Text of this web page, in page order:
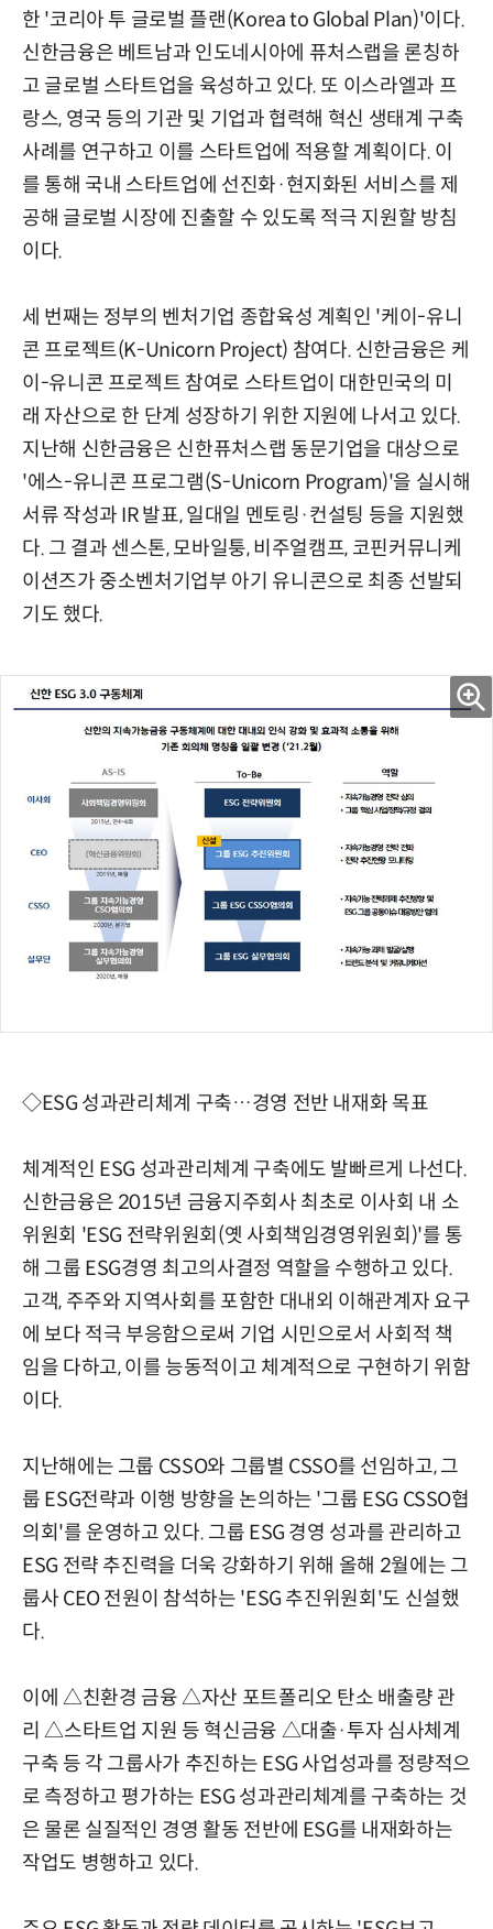
한 '코리아 투 글로벌 플랜(Korea to Global Plan)'이다.
신한금융은 베트남과 인도네시아에 퓨처스랩을 론칭하
고 글로벌 스타트업을 육성하고 있다. 또 이스라엘과 프
랑스, 영국 등의 기관 및 기업과 협력해 혁신 생태계 구축
사례를 연구하고 이를 스타트업에 적용할 계획이다. 이
를 통해 국내 스타트업에 선진화·현지화된 서비스를 제
공해 글로벌 시장에 진출할 수 있도록 적극 지원할 방침
이다.
세 번째는 정부의 벤처기업 종합육성 계획인 '케이-유니
콘 프로젝트(K-Unicorn Project) 참여다. 신한금융은 케
이-유니콘 프로젝트 참여로 스타트업이 대한민국의 미
래 자산으로 한 단계 성장하기 위한 지원에 나서고 있다.
지난해 신한금융은 신한퓨처스랩 동문기업을 대상으로
'에스-유니콘 프로그램(S-Unicorn Program)'을 실시해
서류 작성과 IR 발표, 일대일 멘토링·컨설팅 등을 지원했
다. 그 결과 센스톤, 모바일퉁, 비주얼캠프, 코핀커뮤니케
이션즈가 중소벤처기업부 아기 유니콘으로 최종 선발되
기도 했다.
◇ESG 성과관리체계 구축…경영 전반 내재화 목표
체계적인 ESG 성과관리체계 구축에도 발빠르게 나선다.
신한금융은 2015년 금융지주회사 최초로 이사회 내 소
위원회 'ESG 전략위원회(옛 사회책임경영위원회)'를 통
해 그룹 ESG경영 최고의사결정 역할을 수행하고 있다.
고객, 주주와 지역사회를 포함한 대내외 이해관계자 요구
에 보다 적극 부응함으로써 기업 시민으로서 사회적 책
임을 다하고, 이를 능동적이고 체계적으로 구현하기 위함
이다.
지난해에는 그룹 CSSO와 그룹별 CSSO를 선임하고, 그
룹 ESG전략과 이행 방향을 논의하는 '그룹 ESG CSSO협
의회'를 운영하고 있다. 그룹 ESG 경영 성과를 관리하고
ESG 전략 추진력을 더욱 강화하기 위해 올해 2월에는 그
룹사 CEO 전원이 참석하는 'ESG 추진위원회'도 신설했
다.
이에 △친환경 금융 △자산 포트폴리오 탄소 배출량 관
리 △스타트업 지원 등 혁신금융 △대출·투자 심사체계
구축 등 각 그룹사가 추진하는 ESG 사업성과를 정량적으
로 측정하고 평가하는 ESG 성과관리체계를 구축하는 것
은 물론 실질적인 경영 활동 전반에 ESG를 내재화하는
작업도 병행하고 있다.